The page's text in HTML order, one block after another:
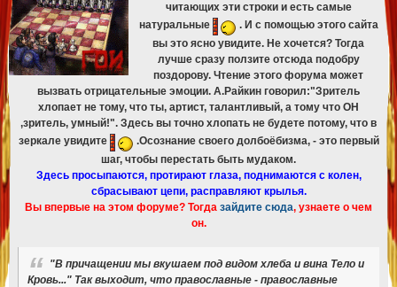
читающих эти строки и есть самые
натуральные
. И с помощью этого сайта
вы это ясно увидите. Не хочется? Тогда
лучше сразу ползите отсюда подобру
поздорову. Чтение этого форума может
вызвать отрицательные эмоции. А.Райкин говорил:"Зритель
хлопает не тому, что ты, артист, талантливый, а тому что ОН
,зритель, умный!". Здесь вы точно хлопать не будете потому, что в
зеркале увидите
.Осознание своего долбоёбизма, - это первый
шаг, чтобы перестать быть мудаком.
Здесь просыпаются, протирают глаза, поднимаются с колен,
сбрасывают цепи, расправляют крылья.
Вы впервые на этом форуме? Тогда зайдите сюда, узнаете о чем
он.
"В причащении мы вкушаем под видом хлеба и вина Тело и
Кровь..." Так выходит, что православные - православные